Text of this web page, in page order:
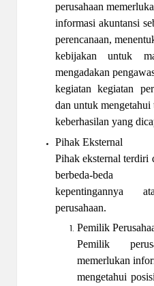
perusahaan
informasi akuntansi
perencanaan,
kebijakan untuk
mengadakan
kegiatan kegiatan
dan untuk mengetahui
keberhasilan yang
Pihak Eksternal
Pihak eksternal terdiri
berbeda-beda
kepentingannya
perusahaan.
Pemilik
Pemilik
memerlukan
mengetahui